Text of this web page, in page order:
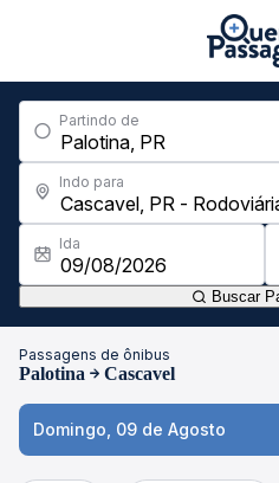
Partindo de
Indo para
Ida
Buscar
Passagens de ônibus
Palotina Cascavel
Domingo, 09 de Agosto